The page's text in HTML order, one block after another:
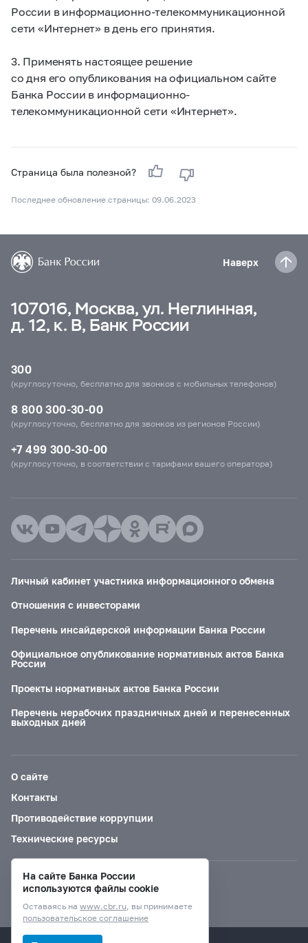
России в информационно-телекоммуникационной
сети «Интернет» в день его принятия.
3. Применять настоящее решение
со дня его опубликования на официальном сайте
Банка России в информационно-
телекоммуникационной сети «Интернет».
Страница была полезной?
Последнее обновление страницы: 09.06.2023
Наверх
107016, Москва, ул. Неглинная,
д. 12, к. В, Банк России
300
(круглосуточно, бесплатно для звонков с мобильных телефонов)
8 800 300-30-00
(круглосуточно, бесплатно для звонков из регионов России)
+7 499 300-30-00
(круглосуточно, в соответствии с тарифами вашего оператора)
Личный кабинет участника информационного обмена
Отношения с инвесторами
Перечень инсайдерской информации Банка России
Официальное опубликование нормативных актов Банка
России
Проекты нормативных актов Банка России
Перечень нерабочих праздничных дней и перенесенных
выходных дней
О сайте
Контакты
Противодействие коррупции
Технические ресурсы
Версия для слабовидящих
На сайте Банка России
используются файлы cookie
Оставаясь на www.cbr.ru, вы принимаете
пользовательское соглашение